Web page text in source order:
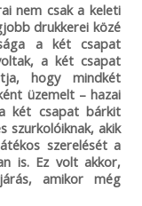
nem csak a keleti
drukkerei közé
a két csapat
a két csapat
hogy mindkét
üzemelt – hazai
két csapat bárkit
szurkolóiknak, akik
szerelését a
is. Ez volt akkor,
amikor még